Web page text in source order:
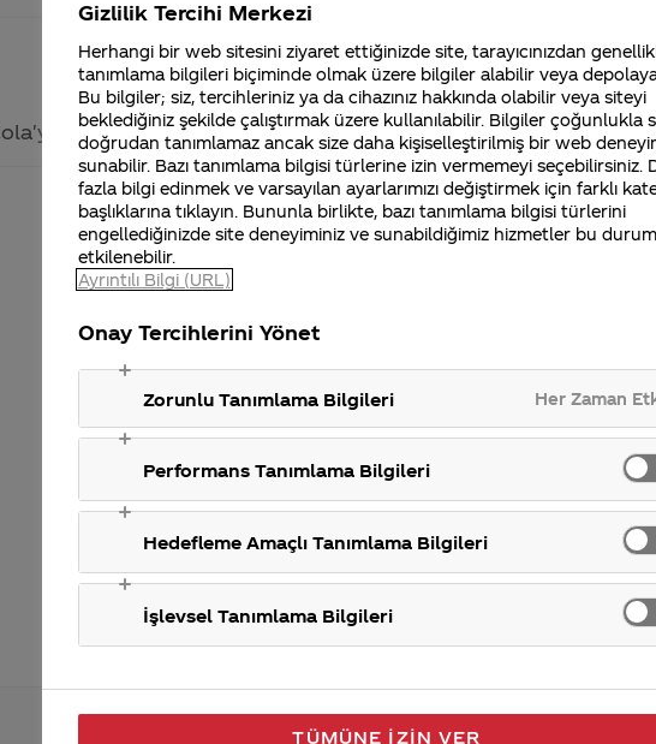
'ya rengini veren renklendirici karameldir.
Coca-Cola Şirketi
merak ettikleriniz.
Fabrikalarımız,
sertifikalarımız, faaliyet
gösterdiğimiz ülkeler,
tarihçemiz ve daha
Gizlilik Tercihi Merkezi
Herhangi bir web sitesini ziyaret ettiğinizde site, tarayıcınızdan
tanımlama bilgileri biçiminde olmak üzere bilgiler alabilir veya
Bu bilgiler; siz, tercihleriniz ya da cihazınız hakkında olabilir veya siteyi
beklediğiniz şekilde çalıştırmak üzere kullanılabilir. Bilgiler çoğunlukla
doğrudan tanımlamaz ancak size daha kişiselleştirilmiş bir web
sunabilir. Bazı tanımlama bilgisi türlerine izin vermemeyi seçebilirsiniz.
fazla bilgi edinmek ve varsayılan ayarlarımızı değiştirmek için farklı
başlıklarına tıklayın. Bununla birlikte, bazı tanımlama bilgisi türlerini
engellediğinizde site deneyiminiz ve sunabildiğimiz hizmetler bu
etkilenebilir.
Ayrıntılı Bilgi (URL)
Onay Tercihlerini Yönet
Zorunlu Tanımlama Bilgileri Her Zaman
Performans Tanımlama Bilgileri
Hedefleme Amaçlı Tanımlama Bilgileri
İşlevsel Tanımlama Bilgileri
TÜMÜNE İZIN VER